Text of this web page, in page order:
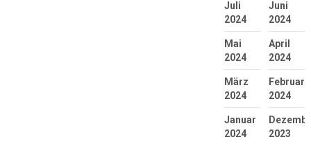
Juli
2024
Juni
2024
Mai
2024
April
2024
März
2024
Februar
2024
Januar
2024
2023